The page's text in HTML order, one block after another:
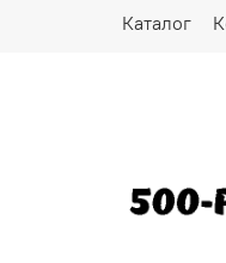
Каталог